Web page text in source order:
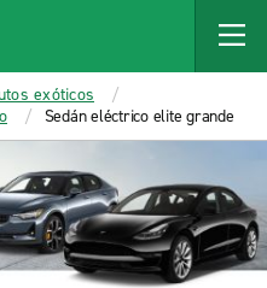
exóticos
Sedán eléctrico elite grande